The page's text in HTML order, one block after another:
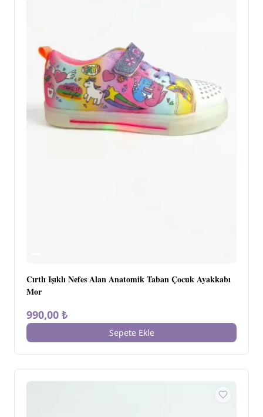
Cırtlı Işıklı Nefes Alan Anatomik Taban Çocuk Ayakkabı
Mor
990,00 ₺
Sepete Ekle